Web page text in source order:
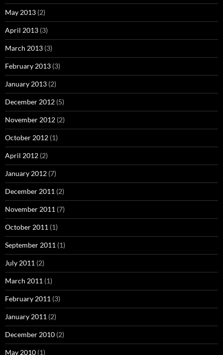
May 2013 (2)
April 2013 (3)
March 2013 (3)
February 2013 (3)
January 2013 (2)
December 2012 (5)
November 2012 (2)
October 2012 (1)
April 2012 (2)
January 2012 (7)
December 2011 (2)
November 2011 (7)
October 2011 (1)
September 2011 (1)
July 2011 (2)
March 2011 (1)
February 2011 (3)
January 2011 (2)
December 2010 (2)
May 2010 (1)